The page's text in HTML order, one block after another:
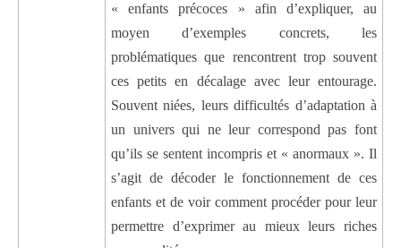
« enfants précoces » afin d’expliquer, au
moyen d’exemples concrets, les
problématiques que rencontrent trop souvent
ces petits en décalage avec leur entourage.
Souvent niées, leurs difficultés d’adaptation à
un univers qui ne leur correspond pas font
qu’ils se sentent incompris et « anormaux ». Il
s’agit de décoder le fonctionnement de ces
enfants et de voir comment procéder pour leur
permettre d’exprimer au mieux leurs riches